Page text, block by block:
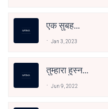
एक सुबह...
Jan 3, 2023
तुम्हारा हुस्न...
Jun 9, 2022